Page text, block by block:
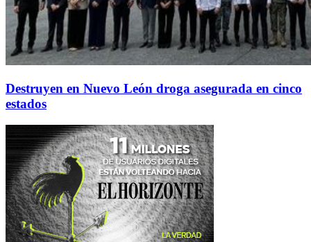
Destruyen en Nuevo León droga asegurada en cinco
estados